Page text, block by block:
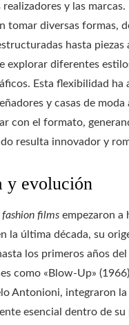
y las marcas.
tomar diversas formas,
hasta piezas
explorar diferentes
Esta flexibilidad ha
y casas de moda
con el formato,
resulta innovador y
y evolución
fashion films empezaron a
la última década, su
los primeros años del
como «Blow-Up»
Antonioni, integraron
esencial dentro de su